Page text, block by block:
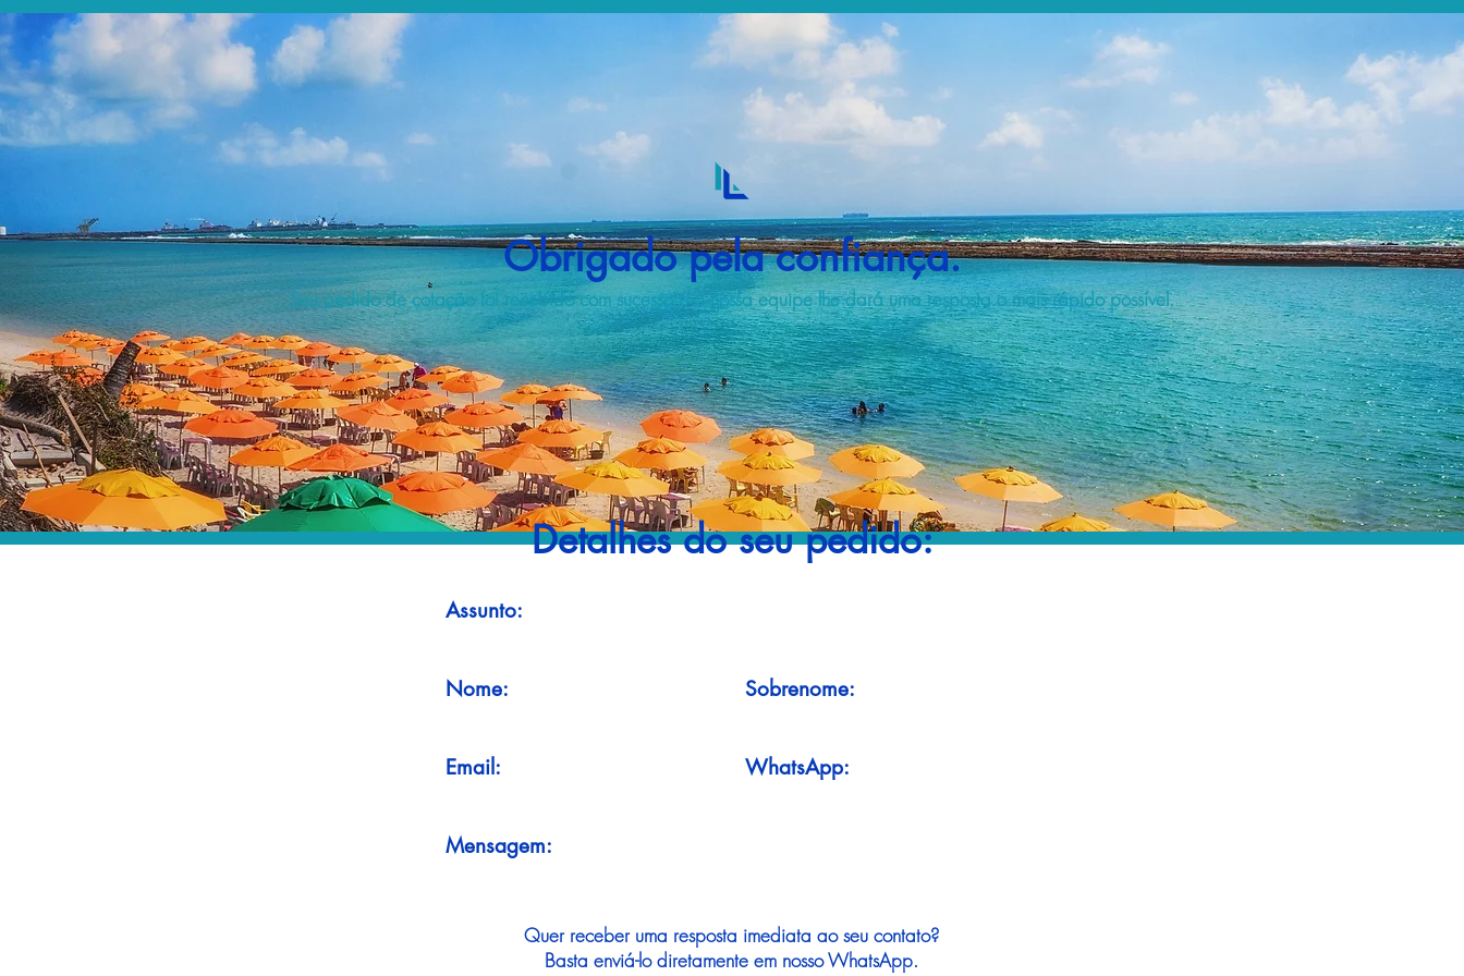
Obrigado pela confiança.
Seu pedido de cotação foi recebido com sucesso e a nossa equipe lhe dará uma resposta o mais rápido possível.
Detalhes do seu pedido:
Assunto:
Nome: Sobrenome:
Email: WhatsApp:
Mensagem:
Quer receber uma resposta imediata ao seu contato?
Basta enviá-lo diretamente em nosso WhatsApp.